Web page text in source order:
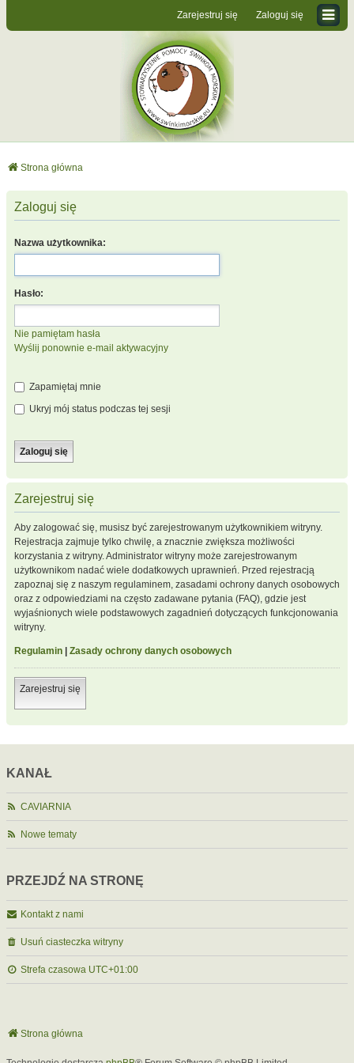
Zaloguj się
Zarejestruj się
Strona główna
Zaloguj się
Nazwa użytkownika:
Hasło:
Nie pamiętam hasła
Wyślij ponownie e-mail aktywacyjny
Zapamiętaj mnie
Ukryj mój status podczas tej sesji
Zarejestruj się
Aby zalogować się, musisz być zarejestrowanym użytkownikiem witryny.
Rejestracja zajmuje tylko chwilę, a znacznie zwiększa możliwości
korzystania z witryny. Administrator witryny może zarejestrowanym
użytkownikom nadać wiele dodatkowych uprawnień. Przed rejestracją
zapoznaj się z naszym regulaminem, zasadami ochrony danych osobowych
oraz z odpowiedziami na często zadawane pytania (FAQ), gdzie jest
wyjaśnionych wiele podstawowych zagadnień dotyczących funkcjonowania
witryny.
Regulamin Zasady ochrony danych osobowych
Zarejestruj się
KANAŁ
CAVIARNIA
Nowe tematy
PRZEJDŹ NA STRONĘ
Kontakt z nami
Usuń ciasteczka witryny
Strefa czasowa UTC+01:00
Strona główna